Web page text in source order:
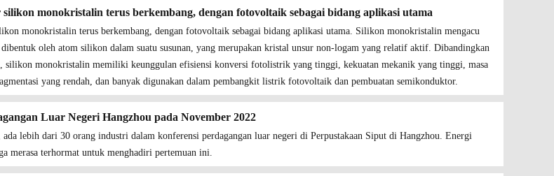
silikon monokristalin terus berkembang, dengan fotovoltaik sebagai bidang aplikasi utama
monokristalin terus berkembang, dengan fotovoltaik sebagai bidang aplikasi utama. Silikon monokristalin mengacu
dibentuk oleh atom silikon dalam suatu susunan, yang merupakan kristal unsur non-logam yang relatif aktif. Dibandingkan
silikon monokristalin memiliki keunggulan efisiensi konversi fotolistrik yang tinggi, kekuatan mekanik yang tinggi, masa
yang rendah, dan banyak digunakan dalam pembangkit listrik fotovoltaik dan pembuatan semikonduktor.
Luar Negeri Hangzhou pada November 2022
lebih dari 30 orang industri dalam konferensi perdagangan luar negeri di Perpustakaan Siput di Hangzhou. Energi
merasa terhormat untuk menghadiri pertemuan ini.